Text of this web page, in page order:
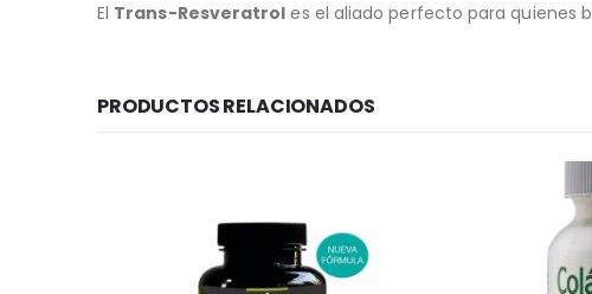
El Trans-Resveratrol es el aliado perfecto para quienes
PRODUCTOS RELACIONADOS